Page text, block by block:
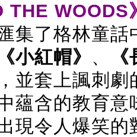
THE WOODS
集了格林童話
《小紅帽》 、 《
並套上諷刺
蘊含的教育
現令人爆笑